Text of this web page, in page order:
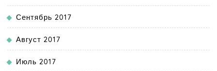
Сентябрь 2017
Август 2017
Июль 2017